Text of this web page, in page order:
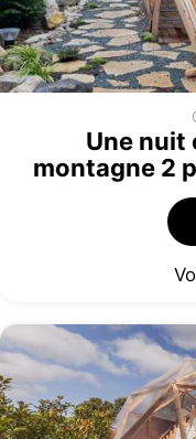
Une nuit
montagne 2